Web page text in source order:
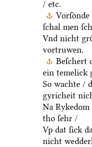
/ etc.
ſchal men
Vnd nicht
vortruwen.
Beſchert
ein temelick
So wachte /
gyricheit
Na
tho ſehr /
Vp dat ſick
nicht